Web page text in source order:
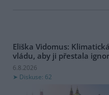
Eliška Vidomus:
vládu, aby ji přestala
6.8.2026
Diskuse: 62